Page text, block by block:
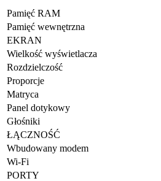
Pamięć RAM
Pamięć wewnętrzna
EKRAN
Wielkość wyświetlacza
Rozdzielczość
Proporcje
Matryca
Panel dotykowy
Głośniki
ŁĄCZNOŚĆ
Wbudowany modem
Wi-Fi
PORTY